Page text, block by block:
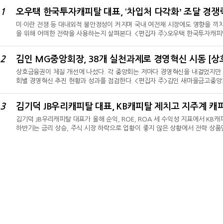
1 오우택 한국투자캐피탈 대표, ‘차입처 다각화ʼ 조달 경
미·이란 전쟁 등 대내외적 불안정성이 커지며 국내 여전채 시장에도 영향을
을 위해 어떠한 전략을 사용하는지 살펴본다. <편집자 주>오우택 한국투자캐
반기에 우리은행 외화대출을 통해 회사채 금리보다 50bp 이상 낮게 차입했다
2 김인 MG중앙회장, 38개 실천과제로 경영혁신 시동 [
상호금융권이 체질 개선에 나섰다. 각 중앙회는 저마다 경영혁신을 내걸었지
회별 경영혁신 추진 현황과 성과를 점검한다. <편집자 주>김인 새마을금고중
내부 검토 단계다.새마을금고중앙회 관계자는 "새마을금고 건전성 개선 지원
3
김기덕 JB우리캐피탈 대표가 올해 순익, ROE, ROA 세 수익성 지표에서 KB
하반기는 금리 상승, 주식 시장 하락으로 업황이 좋지 않은 상황에서 전략 상